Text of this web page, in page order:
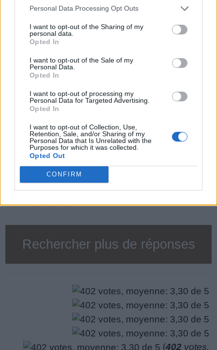
Personal Data Processing Opt Outs
I want to opt-out of the Sharing of my
personal data.
Opted In
I want to opt-out of the Sale of my
Personal Data.
Opted In
I want to opt-out of processing my
Personal Data for Targeted Advertising.
Opted In
I want to opt-out of Collection, Use,
Retention, Sale, and/or Sharing of my
Personal Data that Is Unrelated with the
Purposes for which it was collected.
Opted Out
CONFIRM
A B R
I
C R I
A
D I R
R A I
D
B A
C
B A
R
C A
A R
C
A I
R
13.
I R
A
14. R I
A
Rechercher plus de réponses
(402 votes,